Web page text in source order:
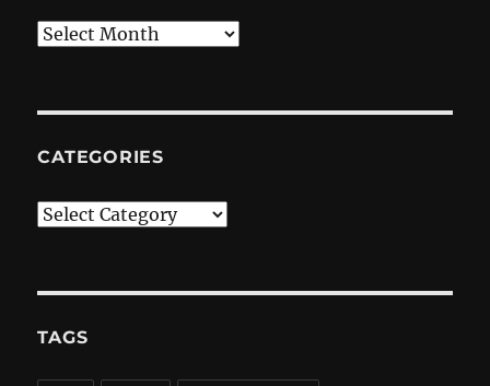
Archives
CATEGORIES
Categories
TAGS